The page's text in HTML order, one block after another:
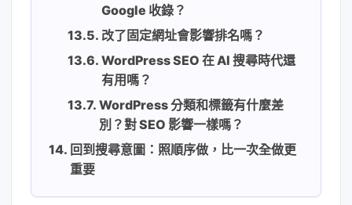
Google 收錄？
改了固定網址會影響排名嗎？
WordPress SEO 在 AI 搜尋時代還
有用嗎？
WordPress 分類和標籤有什麼差
別？對 SEO 影響一樣嗎？
回到搜尋意圖：照順序做，比一次全做更
重要